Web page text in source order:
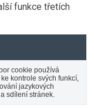
funkce třetích
cookie používá
kontrole svých funkcí,
jazykových
sdílení stránek.